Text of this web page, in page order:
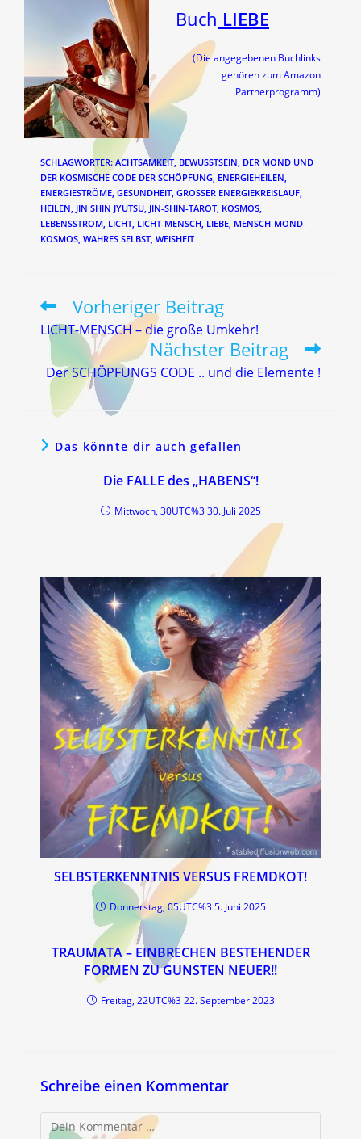
Buch LIEBE
(Die angegebenen Buchlinks
gehören zum Amazon
Partnerprogramm)
SCHLAGWÖRTER: ACHTSAMKEIT, BEWUSSTSEIN, DER MOND UND
DER KOSMISCHE CODE DER SCHÖPFUNG, ENERGIEHEILEN,
ENERGIESTRÖME, GESUNDHEIT, GROSSER ENERGIEKREISLAUF ,
HEILEN, JIN SHIN JYUTSU, JIN-SHIN-TAROT, KOSMOS,
LEBENSSTROM, LICHT, LICHT-MENSCH, LIEBE, MENSCH-MOND-
KOSMOS, WAHRES SELBST, WEISHEIT
Weitere
Artikel
ansehen
Vorheriger Beitrag
LICHT-MENSCH – die große Umkehr!
Nächster Beitrag
Der SCHÖPFUNGS CODE .. und die Elemente !
Das könnte dir auch gefallen
Die FALLE des „HABENS“!
Mittwoch, 30UTC%3 30. Juli 2025
SELBSTERKENNTNIS VERSUS FREMDKOT!
Donnerstag, 05UTC%3 5. Juni 2025
TRAUMATA – EINBRECHEN BESTEHENDER
FORMEN ZU GUNSTEN NEUER!!
Freitag, 22UTC%3 22. September 2023
Schreibe einen Kommentar
Kommentar